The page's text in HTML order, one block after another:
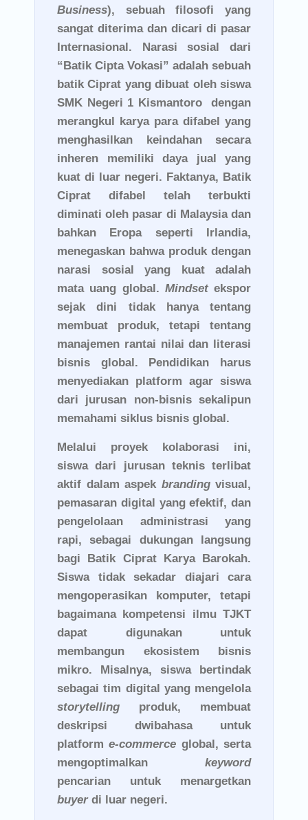
Business), sebuah filosofi yang
sangat diterima dan dicari di pasar
Internasional. Narasi sosial dari
“Batik Cipta Vokasi” adalah sebuah
batik Ciprat yang dibuat oleh siswa
SMK Negeri 1 Kismantoro dengan
merangkul karya para difabel yang
menghasilkan keindahan secara
inheren memiliki daya jual yang
kuat di luar negeri. Faktanya, Batik
Ciprat difabel telah terbukti
diminati oleh pasar di Malaysia dan
bahkan Eropa seperti Irlandia,
menegaskan bahwa produk dengan
narasi sosial yang kuat adalah
mata uang global. Mindsetekspor
sejak dini tidak hanya tentang
membuat produk, tetapi tentang
manajemen rantai nilai dan literasi
bisnis global. Pendidikan harus
menyediakan platform agar siswa
dari jurusan non-bisnis sekalipun
memahami siklus bisnis global.
Melalui proyek kolaborasi ini,
siswa dari jurusan teknis terlibat
aktif dalam aspek brandingvisual,
pemasaran digital yang efektif, dan
pengelolaan administrasi yang
rapi, sebagai dukungan langsung
bagi Batik Ciprat Karya Barokah.
Siswa tidak sekadar diajari cara
mengoperasikan komputer, tetapi
bagaimana kompetensi ilmu TJKT
dapat digunakan untuk
membangun ekosistem bisnis
mikro. Misalnya, siswa bertindak
sebagai tim digital yang mengelola
storytelling produk, membuat
deskripsi dwibahasa untuk
platforme-commerce global, serta
mengoptimalkan keyword
pencarian untuk menargetkan
buyerdi luar negeri.